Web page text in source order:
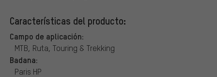
Características del producto:
Campo de aplicación:
MTB, Ruta, Touring & Trekking
Badana:
Paris HP